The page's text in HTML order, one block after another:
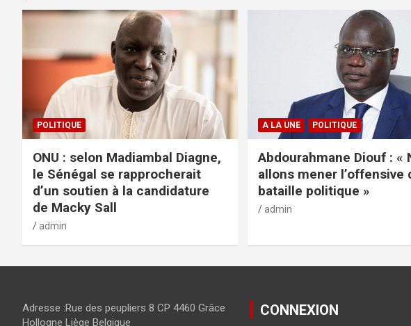
POLITIQUE
ONU : selon Madiambal Diagne,
le Sénégal se rapprocherait
d’un soutien à la candidature
de Macky Sall
admin
A LA UNE POLITIQUE
Abdourahmane Diouf : «
allons mener l’offensive
bataille politique »
admin
Adresse :Rue des peupliers 8 CP 4460 Grâce
Hollogne Liège Belgique
CONNEXION